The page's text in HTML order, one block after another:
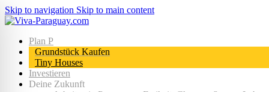
Skip to navigation Skip to main content
NEU:Grundstücke ab 400 m² verfügbar
Plan P
Grundstück Kaufen
Tiny Houses
Investieren
Deine Zukunft